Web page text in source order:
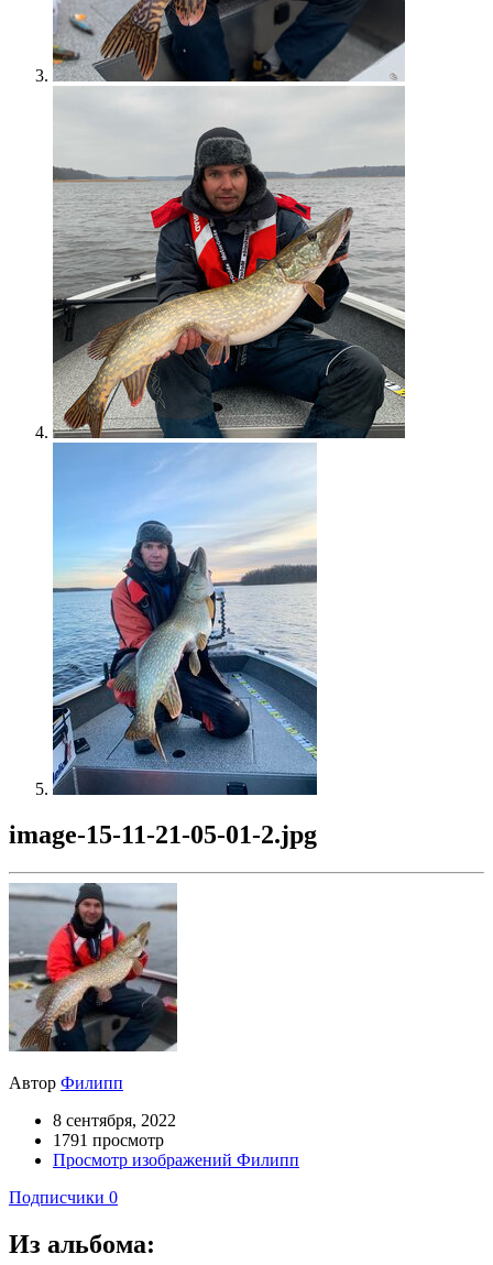
image-15-11-21-05-01-2.jpg
Автор Филипп
8 сентября, 2022
1791 просмотр
Просмотр изображений Филипп
Подписчики 0
Из альбома: